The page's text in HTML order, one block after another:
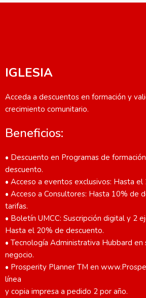
IGLESIA
Acceda a descuentos en formación y
crecimiento comunitario.
Beneficios:
• Descuento en Programas de
descuento.
• Acceso a eventos exclusivos: Hasta
• Acceso a Consultores: Hasta 10% de
tarifas.
• Boletín UMCC: Suscripción digital y 2
Hasta el 20% de descuento.
• Tecnología Administrativa Hubbard en
negocio.
• Prosperity Planner TM en
línea
y copia impresa a pedido 2 por año.